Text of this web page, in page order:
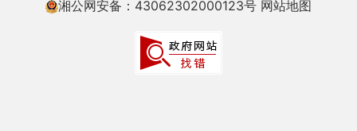
湘公网安备：43062302000123号 网站地图